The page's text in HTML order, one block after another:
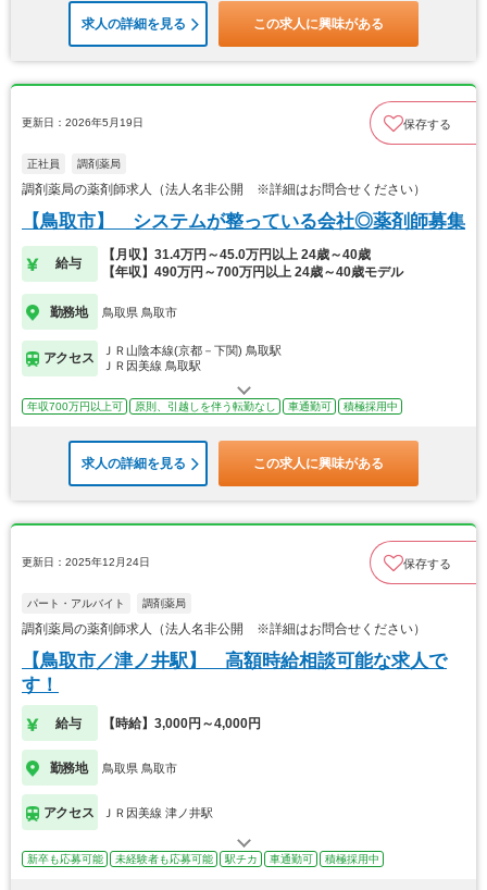
求人の詳細を見る この求人に興味がある
更新日：2026年5月19日 保存する
正社員 調剤薬局
調剤薬局の薬剤師求人（法人名非公開 ※詳細はお問合せください）
【鳥取市】 システムが整っている会社◎薬剤師募集
給与
【月収】31.4万円～45.0万円以上 24歳～40歳
【年収】490万円～700万円以上 24歳～40歳モデル
勤務地 鳥取県 鳥取市
アクセス
ＪＲ山陰本線(京都－下関) 鳥取駅
ＪＲ因美線 鳥取駅
年収700万円以上可 原則、引越しを伴う転勤なし 車通勤可 積極採用中
求人の詳細を見る この求人に興味がある
更新日：2025年12月24日 保存する
パート・アルバイト 調剤薬局
調剤薬局の薬剤師求人（法人名非公開 ※詳細はお問合せください）
【鳥取市／津ノ井駅】 高額時給相談可能な求人で
す！
給与 【時給】3,000円～4,000円
勤務地 鳥取県 鳥取市
アクセス ＪＲ因美線 津ノ井駅
新卒も応募可能 未経験者も応募可能 駅チカ 車通勤可 積極採用中